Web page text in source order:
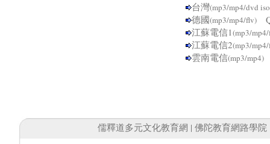
台灣(mp3/mp4/dvd
德國(mp3/mp4/flv)
江蘇電信1(mp3/
江蘇電信2(mp3/
雲南電信(mp3/mp4)
儒釋道多元文化教育網 | 佛陀教育網路學院